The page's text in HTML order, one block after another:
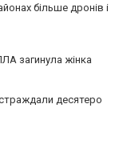
більше дронів і
загинула жінка
десятеро